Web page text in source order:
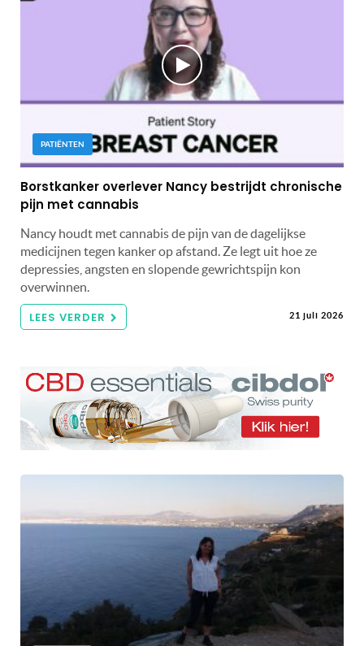
PATIËNTEN
Borstkanker overlever Nancy bestrijdt chronische
pijn met cannabis
Nancy houdt met cannabis de pijn van de dagelijkse
medicijnen tegen kanker op afstand. Ze legt uit hoe ze
depressies, angsten en slopende gewrichtspijn kon
overwinnen.
LEES VERDER 21 juli 2026